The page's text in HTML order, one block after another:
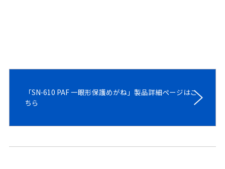
「SN-610 PAF 一眼形保護めがね」製品詳細ページはこ
ちら